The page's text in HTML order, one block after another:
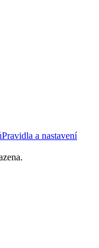
Pravidla a nastavení